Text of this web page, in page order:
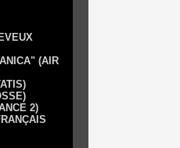
(AIR
2)